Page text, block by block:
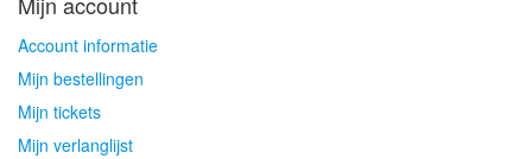
Account informatie
Mijn bestellingen
Mijn tickets
Mijn verlanglijst